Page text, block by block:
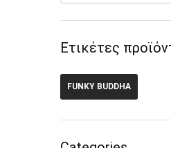
Ετικέτες
FUNKY BUDDHA